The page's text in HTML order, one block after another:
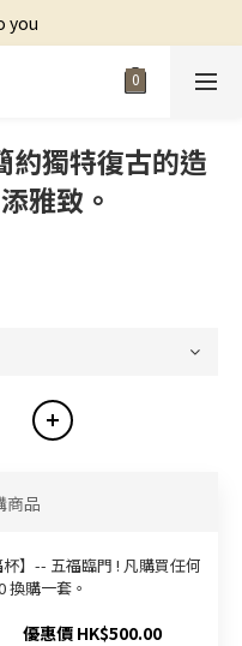
you
約獨特復古的造
雅致。
商品
杯‬】-- 五福臨門 ! 凡購買任何
換購一套。
優惠價 HK$500.00